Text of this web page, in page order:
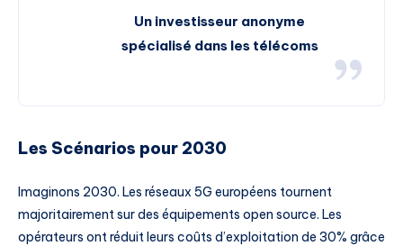
Un investisseur anonyme
spécialisé dans les télécoms
Les Scénarios pour 2030
Imaginons 2030. Les réseaux 5G européens tournent
majoritairement sur des équipements open source. Les
opérateurs ont réduit leurs coûts d’exploitation de 30% grâce